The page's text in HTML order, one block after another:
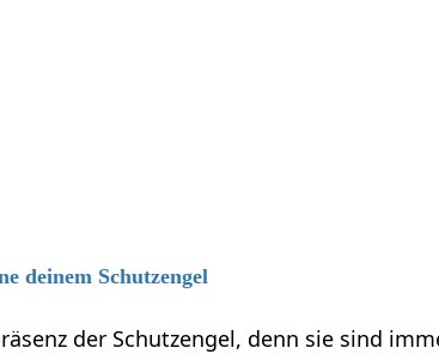
deinem Schutzengel
der Schutzengel, denn sie sind